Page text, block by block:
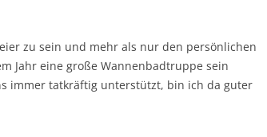
zu sein und mehr als nur den persönlichen
Jahr eine große Wannenbadtruppe sein
immer tatkräftig unterstützt, bin ich da guter